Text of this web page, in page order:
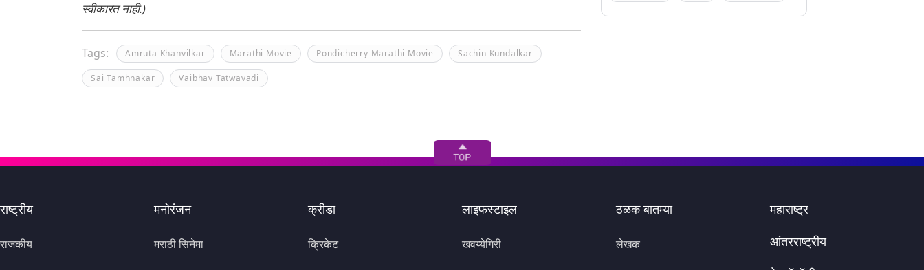
स्वीकारत नाही.)
Tags: Amruta Khanvilkar Marathi Movie Pondicherry Marathi Movie Sachin Kundalkar
Sai Tamhnakar Vaibhav Tatwavadi
राष्ट्रीय
राजकीय
मनोरंजन
मराठी सिनेमा
क्रीडा
क्रिकेट
लाइफस्टाइल
खवय्येगिरी
ठळक बातम्या
लेखक
महाराष्ट्र
आंतरराष्ट्रीय